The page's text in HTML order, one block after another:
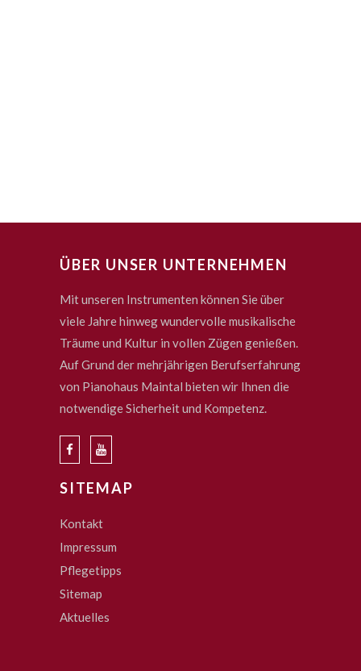
ÜBER UNSER UNTERNEHMEN
Mit unseren Instrumenten können Sie über
viele Jahre hinweg wundervolle musikalische
Träume und Kultur in vollen Zügen genießen.
Auf Grund der mehrjährigen Berufserfahrung
von Pianohaus Maintal bieten wir Ihnen die
notwendige Sicherheit und Kompetenz.
SITEMAP
Kontakt
Impressum
Pflegetipps
Sitemap
Aktuelles